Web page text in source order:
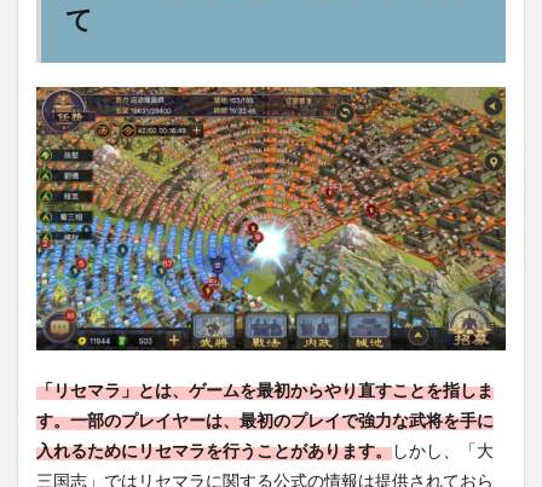
て
「リセマラ」とは、ゲームを最初からやり直すことを指しま
す。一部のプレイヤーは、最初のプレイで強力な武将を手に
入れるためにリセマラを行うことがあります。しかし、「大
三国志」ではリセマラに関する公式の情報は提供されておら